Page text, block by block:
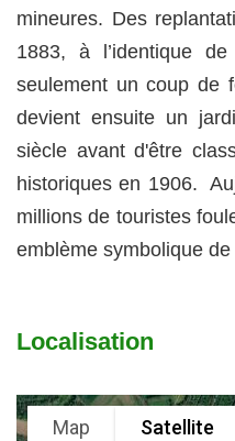
mineures. Des
1883, à l’identique
seulement un coup de
devient ensuite un
siècle avant d'être
historiques en 1906.
millions de touristes
emblème symbolique
Localisation
Map Satellite